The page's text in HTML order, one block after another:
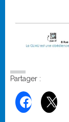
Partager :